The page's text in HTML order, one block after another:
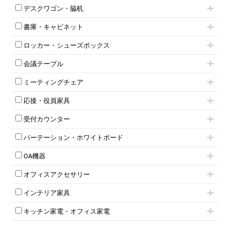
役員チェア
高級チェア（多機能チェア）
オフィスチェアその他
フリーアドレスデスク（ベンチデスク）
昇降デスク
オフィスデスクその他
両袖机
デスクワゴン・脇机
インワゴン2段
インワゴン3段
脇机
ワゴンその他
書庫・キャビネット
ハイキャビネット
ローキャビネット
両開きキャビネット
スチールキャビネット
上下連結キャビネット
軽量ラック（スチールラック）
収納家具その他
両開書庫
ラテラル書庫
ロッカー・シューズボックス
1人用ロッカー
2人用ロッカー
3人用ロッカー
4人用ロッカー
5人用ロッカー
8人用ロッカー
多人数ロッカー
ダイヤル錠ロッカー
ダイヤル錠ロッカー
ワードローブ・クローゼット
会議テーブル
スタッキングテーブル
ネスティングテーブル
幕板付テーブル
カウンターテーブル
T字脚テーブル
会議テーブルW1200～
会議テーブルW1800～
平行スタックテーブル
会議テーブルその他
ミーティングチェア
キャスター付きミーティングチェア
スタッキングミーティングチェア
テーブル付きミーティングチェア
ネスティングミーティングチェア
折りたたみミーティングチェア
ハイチェア
ミーティングチェアその他
応接・役員家具
応接セット
応接ソファ
応接チェア
応接テーブル
応接・役員家具その他
受付カウンター
ローカウンター
ラウンジカウンター
受付カウンターその他
パーテーション・ホワイトボード
パーテーション
自立タイプパーテーション
パーテーションその他
脚付ホワイトボード
壁掛けホワイトボード
ホワイトボードその他
OA機器
電話機（ビジネスフォン）
シュレッダー
プロジェクター
スクリーン
オフィスアクセサリー
チェア用台車
演台・講演台・演説台
防音パネル
個室ブース
インテリア家具
モールドチェア
ダイニングチェア
キッチン家電・オフィス家電